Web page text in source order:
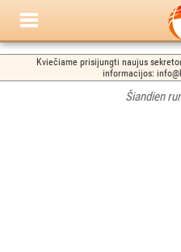
Kviečiame prisijungti naujus
informacijos:
Šiandien